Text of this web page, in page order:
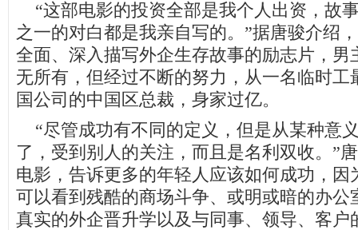
“这部电影的投资全部是我个人出资，故
之一的对白都是我亲自写的。”据唐骏介绍
全面、深入描写外企生存故事的励志片，男
无所有，但经过不断的努力，从一名临时工
国公司的中国区总裁，身家过亿。
“尽管成功有不同的定义，但是从某种意
了，受到别人的关注，而且是名利双收。”
电影，告诉更多的年轻人应该如何成功，因
可以看到残酷的商场斗争、或明或暗的办公
真实的外企晋升学以及与同事、领导、客户